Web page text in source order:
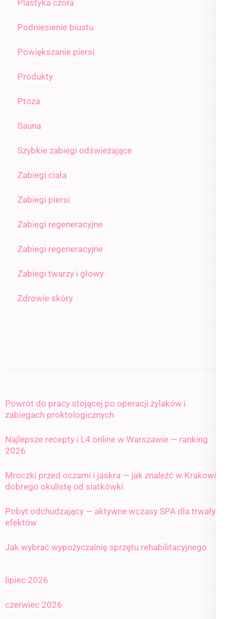
Plastyka czoła
Podniesienie biustu
Powiększanie piersi
Produkty
Ptoza
Sauna
Szybkie zabiegi odświeżające
Zabiegi ciała
Zabiegi piersi
Zabiegi regeneracyjne
Zabiegi regeneracyjne
Zabiegi twarzy i głowy
Zdrowie skóry
Powrót do pracy stojącej po operacji żylaków i
zabiegach proktologicznych
Najlepsze recepty i L4 online w Warszawie — ranking
2026
Mroczki przed oczami i jaskra — jak znaleźć w Krakowie
dobrego okulistę od siatkówki
Pobyt odchudzający — aktywne wczasy SPA dla trwałych
efektów
Jak wybrać wypożyczalnię sprzętu rehabilitacyjnego
lipiec 2026
czerwiec 2026